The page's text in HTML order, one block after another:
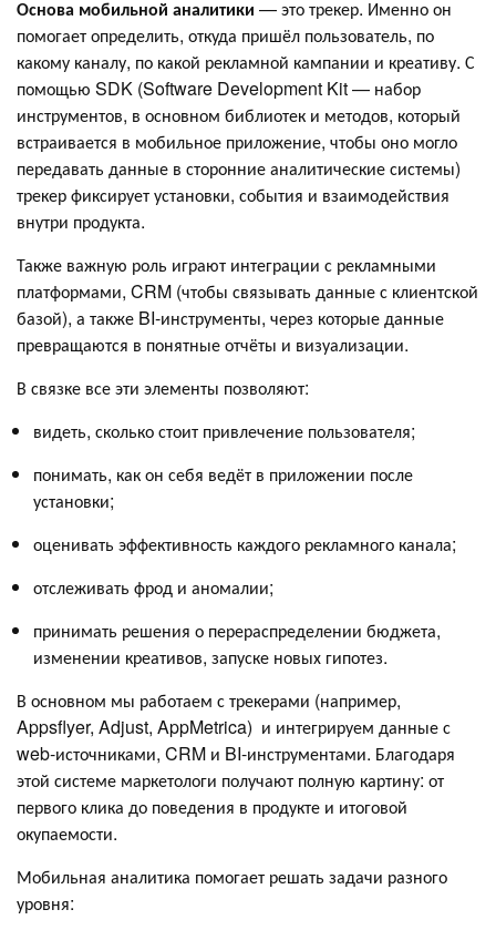
Основа мобильной аналитики — это трекер. Именно он
помогает определить, откуда пришёл пользователь, по
какому каналу, по какой рекламной кампании и креативу. С
помощью SDK (Software Development Kit — набор
инструментов, в основном библиотек и методов, который
встраивается в мобильное приложение, чтобы оно могло
передавать данные в сторонние аналитические системы)
трекер фиксирует установки, события и взаимодействия
внутри продукта.
Также важную роль играют интеграции с рекламными
платформами, CRM (чтобы связывать данные с клиентской
базой), а также BI-инструменты, через которые данные
превращаются в понятные отчёты и визуализации.
В связке все эти элементы позволяют:
видеть, сколько стоит привлечение пользователя;
понимать, как он себя ведёт в приложении после
установки;
оценивать эффективность каждого рекламного канала;
отслеживать фрод и аномалии;
принимать решения о перераспределении бюджета,
изменении креативов, запуске новых гипотез.
В основном мы работаем с трекерами (например,
Appsflyer, Adjust, AppMetrica) и интегрируем данные с
web-источниками, CRM и BI-инструментами. Благодаря
этой системе маркетологи получают полную картину: от
первого клика до поведения в продукте и итоговой
окупаемости.
Мобильная аналитика помогает решать задачи разного
уровня: